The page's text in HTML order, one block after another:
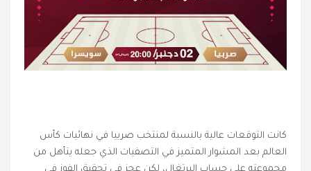
كانت التوقعات عالية بالنسبة لمنتخب صربيا في نهائيات كأس
العالم بعد المشوار المتميز في التصفيات الذي جعله يتأهل من